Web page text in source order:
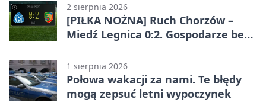
2 sierpnia 2026
[PIŁKA NOŻNA] Ruch Chorzów –
Miedź Legnica 0:2. Gospodarze bez
1 sierpnia 2026
Połowa wakacji za nami. Te błędy
mogą zepsuć letni wypoczynek